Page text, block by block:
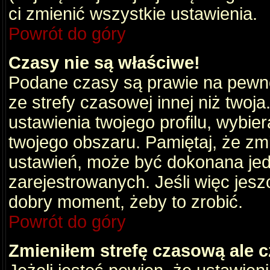
ci zmienić wszystkie ustawienia.
Powrót do góry
Czasy nie są właściwe!
Podane czasy są prawie na
ze strefy czasowej innej niż
ustawienia twojego profilu,
twojego obszaru. Pamiętaj, że
ustawień, może być dokonana
zarejestrowanych. Jeśli więc
dobry moment, żeby to zrobić.
Powrót do góry
Zmieniłem strefę czasową ale